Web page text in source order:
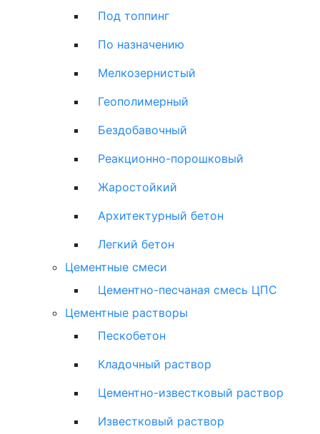
Под топпинг
По назначению
Мелкозернистый
Геополимерный
Бездобавочный
Реакционно-порошковый
Жаростойкий
Архитектурный бетон
Легкий бетон
Цементные смеси
Цементно-песчаная смесь ЦПС
Цементные растворы
Пескобетон
Кладочный раствор
Цементно-известковый раствор
Известковый раствор